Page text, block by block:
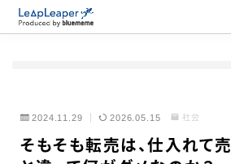
エンジニア
2024.11.29 2026.05.15 社会
そもそも転売は、仕入れて